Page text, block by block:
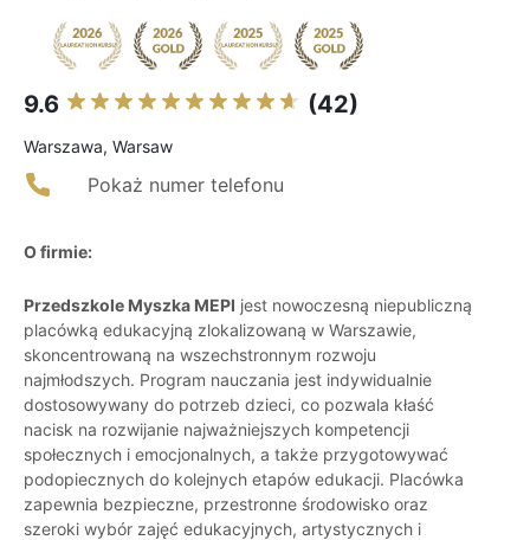
9.6 (42)
Warszawa, Warsaw
Pokaż numer telefonu
O firmie:
Przedszkole Myszka MEPI jest nowoczesną niepubliczną
placówką edukacyjną zlokalizowaną w Warszawie,
skoncentrowaną na wszechstronnym rozwoju
najmłodszych. Program nauczania jest indywidualnie
dostosowywany do potrzeb dzieci, co pozwala kłaść
nacisk na rozwijanie najważniejszych kompetencji
społecznych i emocjonalnych, a także przygotowywać
podopiecznych do kolejnych etapów edukacji. Placówka
zapewnia bezpieczne, przestronne środowisko oraz
szeroki wybór zajęć edukacyjnych, artystycznych i